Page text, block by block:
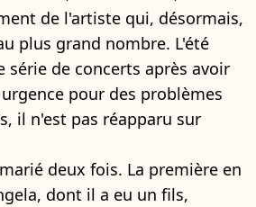
de l'artiste qui, désormais,
plus grand nombre. L'été
série de concerts après avoir
pour des problèmes
il n'est pas réapparu sur
deux fois. La première en
dont il a eu un fils,